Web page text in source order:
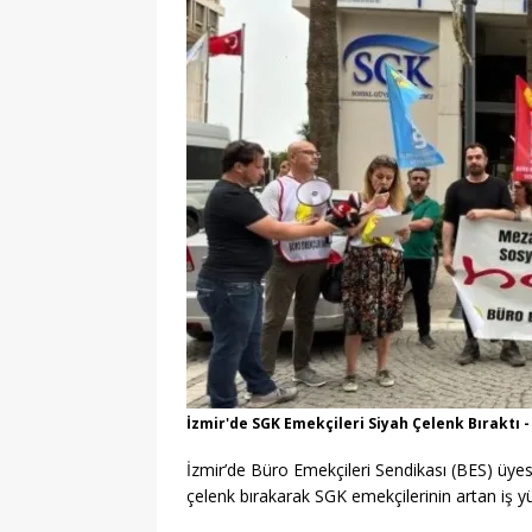
İzmir'de SGK Emekçileri Siyah Çelenk Bıraktı
İzmir’de Büro Emekçileri Sendikası (BES)
çelenk bırakarak SGK emekçilerinin artan iş